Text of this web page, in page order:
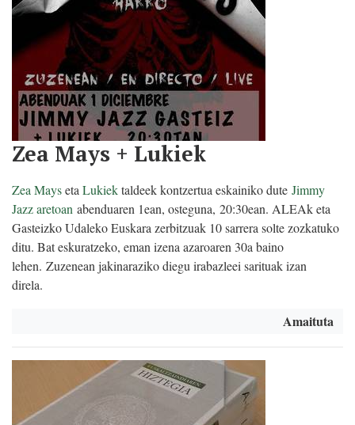
Zea Mays + Lukiek
Zea Mayseta Lukiektaldeek kontzertua eskainiko dute Jimmy
Jazz aretoan abenduaren 1ean, osteguna, 20:30ean. ALEAk eta
Gasteizko Udaleko Euskara zerbitzuak 10 sarrera solte zozkatuko
ditu. Bat eskuratzeko, eman izena azaroaren 30a baino
lehen. Zuzenean jakinaraziko diegu irabazleei sarituak izan
direla.
Amaituta